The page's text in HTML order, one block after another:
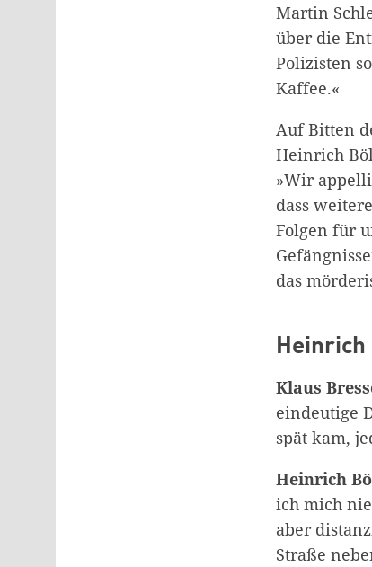
Martin
über die
Polizisten
Kaffee.«
Auf Bitten
Heinrich
»Wir
dass
Folgen für
das
Heinrich
Klaus
eindeutige
spät kam,
Heinrich
ich mich
aber
Straße